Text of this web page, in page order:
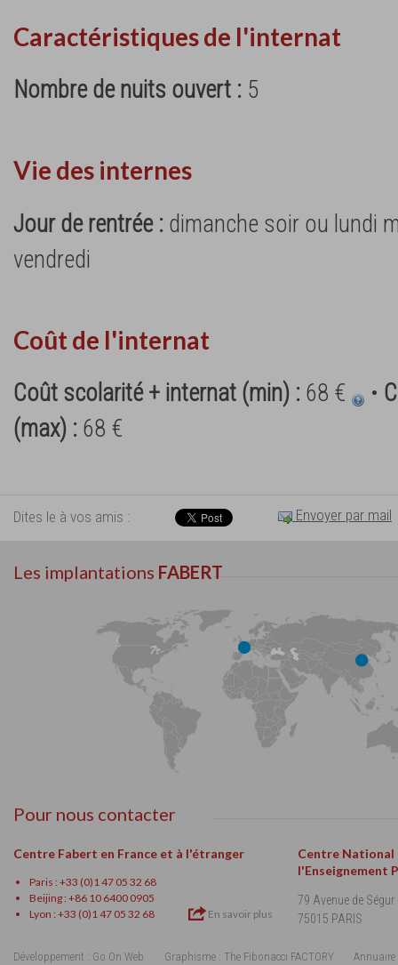
Caractéristiques de l'internat
Nombre de nuits ouvert : 5
Vie des internes
Jour de rentrée : dimanche soir ou lundi
vendredi
Coût de l'internat
Coût scolarité + internat (min) : 68 € •
(max) : 68 €
Dites le à vos amis : Envoyer par mail
Les implantations FABERT
Pour nous contacter
Centre Fabert en France et à l'étranger
Paris : +33 (0)1 47 05 32 68
Beijing : +86 10 6400 0905
Lyon : +33 (0)1 47 05 32 68
En savoir plus
Centre National
l'Enseignement
79 Avenue de Ségur
75015 PARIS
Développement : Go On Web Graphisme : The Fibonacci FACTORY
Annuaire